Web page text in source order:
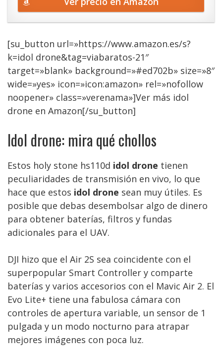
[su_button url=»https://www.amazon.es/s?
k=idol drone&tag=viabaratos-21″
target=»blank» background=»#ed702b» size=»8″
wide=»yes» icon=»icon:amazon» rel=»nofollow
noopener» class=»verenama»]Ver más idol
drone en Amazon[/su_button]
Idol drone: mira qué chollos
Estos holy stone hs110d idol drone tienen
peculiaridades de transmisión en vivo, lo que
hace que estos idol drone sean muy útiles. Es
posible que debas desembolsar algo de dinero
para obtener baterías, filtros y fundas
adicionales para el UAV.
DJI hizo que el Air 2S sea coincidente con el
superpopular Smart Controller y comparte
baterías y varios accesorios con el Mavic Air 2. El
Evo Lite+ tiene una fabulosa cámara con
controles de apertura variable, un sensor de 1
pulgada y un modo nocturno para atrapar
mejores imágenes con poca luz.